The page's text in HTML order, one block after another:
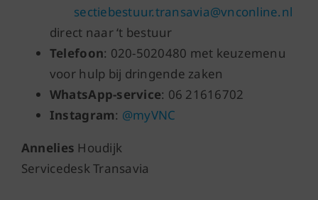
sectiebestuur.transavia@vnconline.nl
direct naar ‘t bestuur
Telefoon: 020-5020480 met keuzemenu
voor hulp bij dringende zaken
WhatsApp-service: 06 21616702
Instagram: @myVNC
Annelies Houdijk
Servicedesk Transavia